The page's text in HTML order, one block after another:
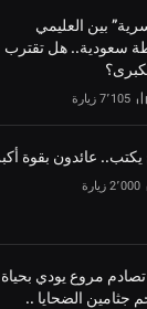
بين العليمي
سعودية.. هل تقترب
7٬105 زيارة
يكتب.. عائدون بقوة
2٬000 زيارة
مروع يودي بحياة
جثامين الضحايا ..